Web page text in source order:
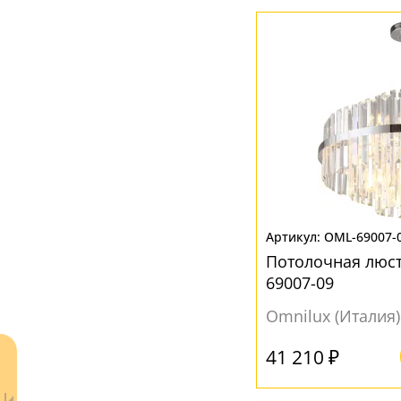
OML-69007-
Потолочная
69007-09
Omnilux (Италия)
41 210 ₽